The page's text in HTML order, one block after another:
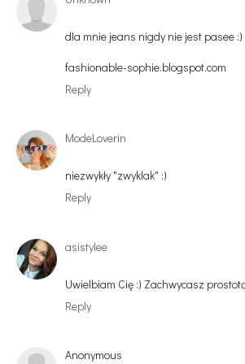
dla mnie jeans nigdy nie jest pasee :)
fashionable-sophie.blogspot.com
Reply
ModeLoverin
niezwykły "zwyklak" :)
Reply
asistylee
Uwielbiam Cię :) Zachwycasz
Reply
Anonymous